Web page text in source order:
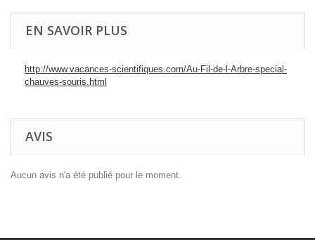
EN SAVOIR PLUS
http://www.vacances-scientifiques.com/Au-Fil-de-l-Arbre-special-
chauves-souris.html
AVIS
Aucun avis n'a été publié pour le moment.